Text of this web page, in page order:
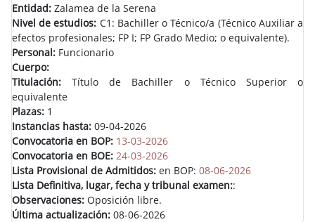
Entidad: Zalamea de la Serena
Nivel de estudios: C1: Bachiller o Técnico/a (Técnico Auxiliar a
efectos profesionales; FP I; FP Grado Medio; o equivalente).
Personal: Funcionario
Cuerpo:
Titulación: Título de Bachiller o Técnico Superior o
equivalente
Plazas: 1
Instancias hasta: 09-04-2026
Convocatoria en BOP: 13-03-2026
Convocatoria en BOE: 24-03-2026
Lista Provisional de Admitidos: en BOP: 08-06-2026
Lista Definitiva, lugar, fecha y tribunal examen::
Observaciones: Oposición libre.
Última actualización: 08-06-2026